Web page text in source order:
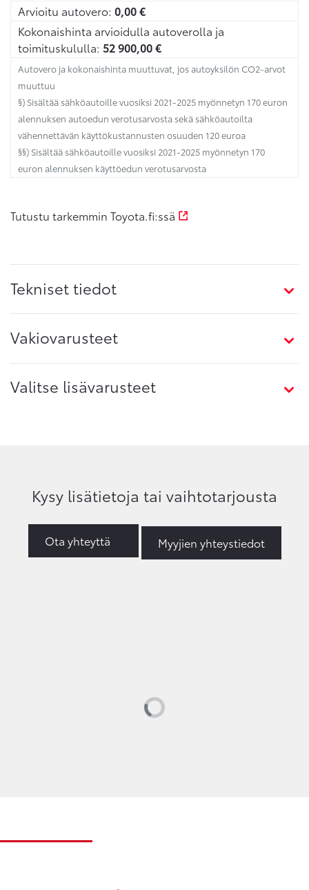
Arvioitu autovero: 0,00€
Kokonaishinta arvioidulla autoverolla ja
toimituskululla: 52 900,00€
Autovero ja kokonaishinta muuttuvat, jos autoyksilön CO2-arvot
muuttuu
§) Sisältää sähköautoille vuosiksi 2021-2025 myönnetyn 170 euron
alennuksen autoedun verotusarvosta sekä sähköautoilta
vähennettävän käyttökustannusten osuuden 120 euroa
§§) Sisältää sähköautoille vuosiksi 2021-2025 myönnetyn 170
euron alennuksen käyttöedun verotusarvosta
Tutustu tarkemmin Toyota.fi:ssä
Tekniset tiedot
Vakiovarusteet
Valitse lisävarusteet
Kysy lisätietoja tai vaihtotarjousta
Ota yhteyttä Myyjien yhteystiedot